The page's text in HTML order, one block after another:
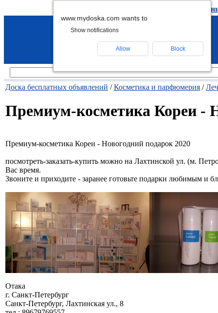
удалить
Доска бесплатных объявлений /Косметика и парфюмерия /
Премиум-косметика Кореи -
Премиум-косметика Кореи - Новогодний подарок 2020
посмотреть-заказать-купить можно на Лахтинской ул. (м.
Вас время.
Звоните и приходите - заранее готовьте подарки любимым и
Отака
г. Санкт-Петербург
Санкт-Петербург, Лахтинская ул., 8
www.mydoska.com wants to
Show notifications
Allow Block